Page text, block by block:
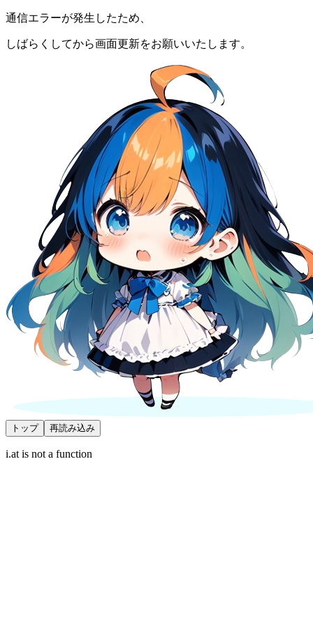
通信エラーが発生したため、
しばらくしてから画面更新をお願いいたします。
トップ 再読み込み
i.at is not a function